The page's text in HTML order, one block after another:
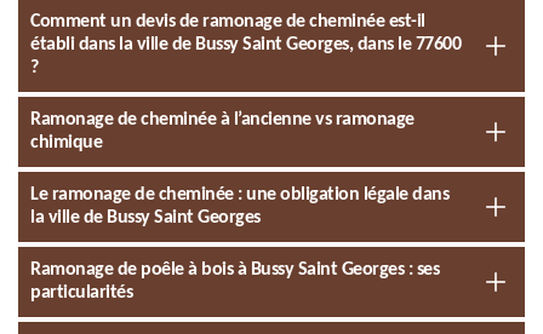
Comment un devis de ramonage de cheminée est-il
établi dans la ville de Bussy Saint Georges, dans le 77600
?
Ramonage de cheminée à l’ancienne vs ramonage
chimique
Le ramonage de cheminée : une obligation légale dans
la ville de Bussy Saint Georges
Ramonage de poêle à bois à Bussy Saint Georges : ses
particularités